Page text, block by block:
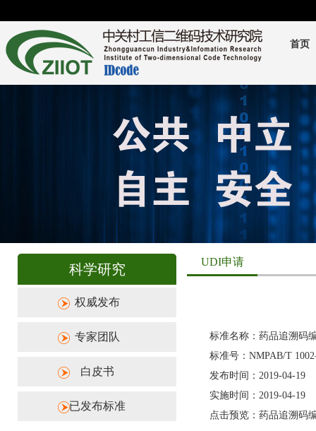
首页
科学研究
权威发布
专家团队
白皮书
已发布标准
UDI申请
标准名称：药品追溯码
标准号：NMPAB/T
发布时间：2019-04-19
实施时间：2019-04-19
点击预览：药品追溯码